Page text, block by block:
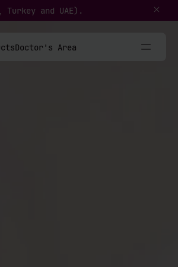
and UAE).
Doctor's Area